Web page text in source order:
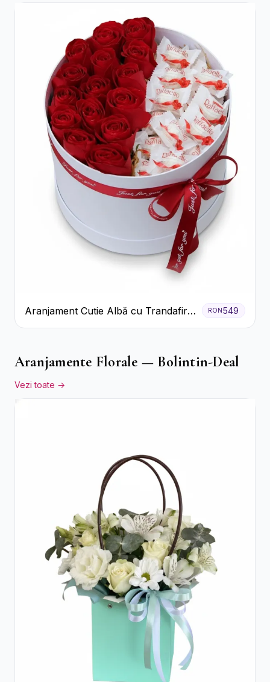
Aranjament Cutie Albă cu Trandafiri
Roșii și Raffaello
RON 549
Aranjamente Florale — Bolintin-Deal
Vezi toate →